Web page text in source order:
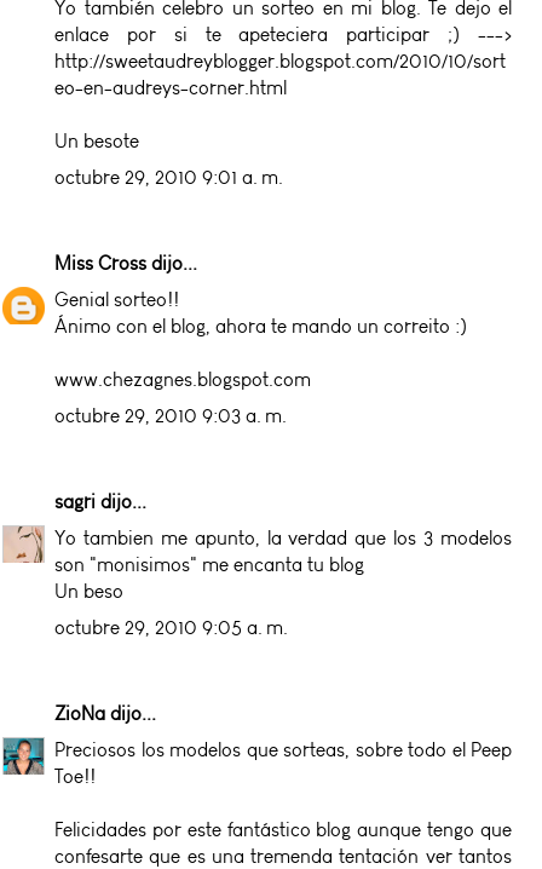
Yo también celebro un sorteo en mi blog. Te dejo el
enlace por si te apeteciera participar ;) --->
http://sweetaudreyblogger.blogspot.com/2010/10/sort
eo-en-audreys-corner.html
Un besote
octubre 29, 2010 9:01 a. m.
Miss Cross dijo...
Genial sorteo!!
Ánimo con el blog, ahora te mando un correito :)
www.chezagnes.blogspot.com
octubre 29, 2010 9:03 a. m.
sagri dijo...
Yo tambien me apunto, la verdad que los 3 modelos
son "monisimos" me encanta tu blog
Un beso
octubre 29, 2010 9:05 a. m.
ZioNa dijo...
Preciosos los modelos que sorteas, sobre todo el Peep
Toe!!
Felicidades por este fantástico blog aunque tengo que
confesarte que es una tremenda tentación ver tantos